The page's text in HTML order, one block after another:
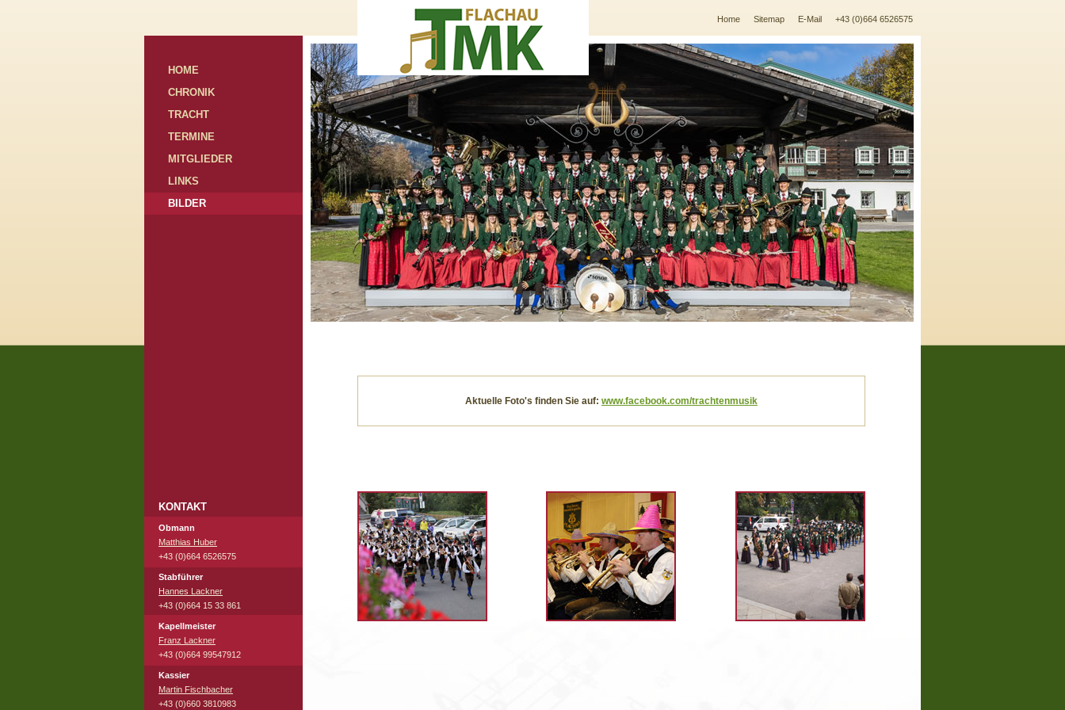
Home Sitemap E-Mail +43 (0)664 6526575
HOME
CHRONIK
TRACHT
TERMINE
MITGLIEDER
LINKS
BILDER
KONTAKT
Obmann
Matthias Huber
+43 (0)664 6526575
Stabführer
Hannes Lackner
+43 (0)664 15 33 861
Kapellmeister
Franz Lackner
+43 (0)664 99547912
Kassier
Martin Fischbacher
+43 (0)660 3810983
Aktuelle Foto's finden Sie auf: www.facebook.com/trachtenmusik